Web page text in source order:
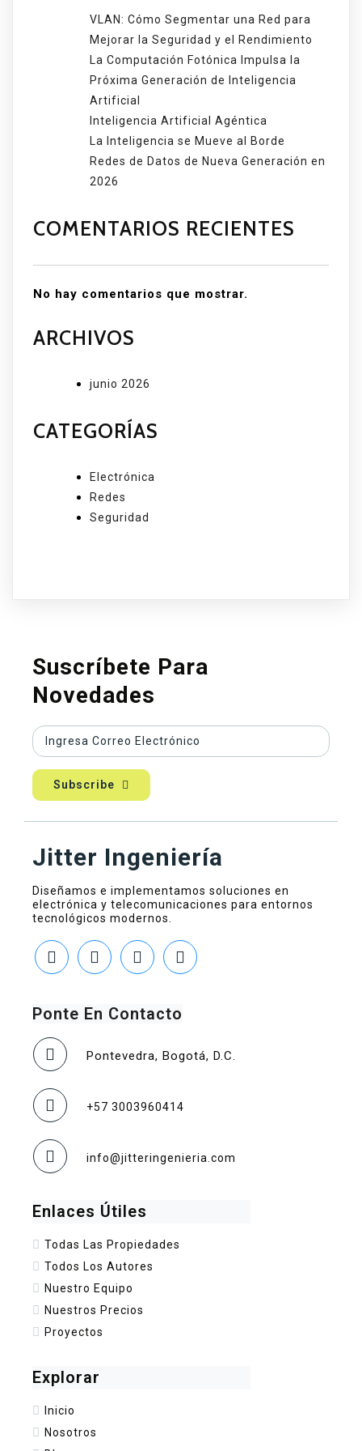
VLAN: Cómo Segmentar una Red para
Mejorar la Seguridad y el Rendimiento
La Computación Fotónica Impulsa la
Próxima Generación de Inteligencia
Artificial
Inteligencia Artificial Agéntica
La Inteligencia se Mueve al Borde
Redes de Datos de Nueva Generación en
2026
COMENTARIOS RECIENTES
No hay comentarios que mostrar.
ARCHIVOS
junio 2026
CATEGORÍAS
Electrónica
Redes
Seguridad
Suscríbete Para
Novedades
Subscribe
Jitter Ingeniería
Diseñamos e implementamos soluciones en
electrónica y telecomunicaciones para entornos
tecnológicos modernos.
Ponte En Contacto
Pontevedra, Bogotá, D.C.
+57 3003960414
info@jitteringenieria.com
Enlaces Útiles
Todas Las Propiedades
Todos Los Autores
Nuestro Equipo
Nuestros Precios
Proyectos
Explorar
Inicio
Nosotros